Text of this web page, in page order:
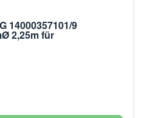
14000357101/9
2,25m für